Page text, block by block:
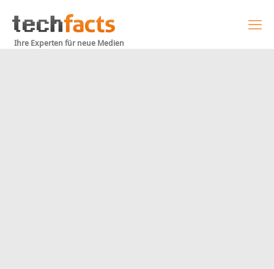
Ihre Experten für neue Medien